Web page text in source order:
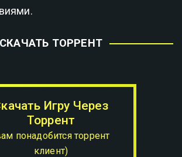
СКАЧАТЬ ТОРРЕНТ
Игру Через
Торрент
понадобится торрент
клиент)